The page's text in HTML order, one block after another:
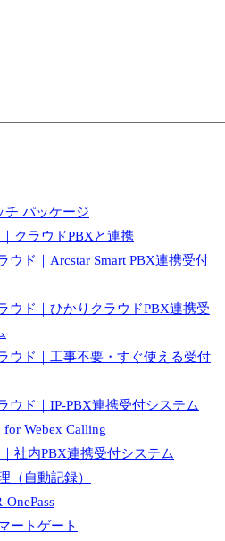
チ パッケージ
クラウドPBXと連携
ウド｜Arcstar Smart PBX連携受付
ウド｜ひかりクラウドPBX連携受
ウド｜工事不要・すぐ使える受付
ウド｜IP-PBX連携受付システム
Webex Calling
社内PBX連携受付システム
（自動記録）
ートゲート